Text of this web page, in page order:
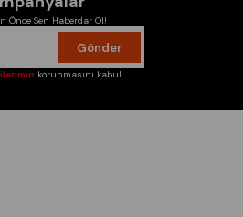
Önce Sen Haberdar Ol!
Gönder
korunmasını kabul